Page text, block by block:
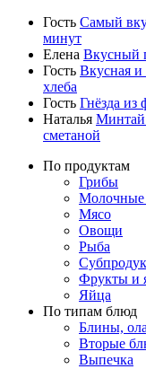
Гость Самый
минут
Елена Вкусный
Гость Вкусная и
хлеба
Гость Гнёзда из
Наталья Минтай
сметаной
По продуктам
Грибы
Молочные
Мясо
Овощи
Рыба
Фрукты и
Яйца
По типам блюд
Блины,
Вторые
Выпечка